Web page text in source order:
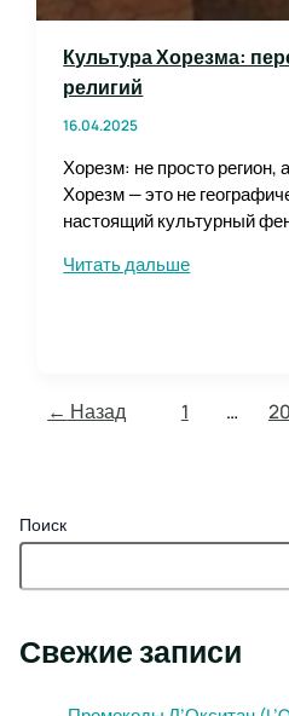
Поиск
Свежие записи
Культура Хорезма:
религий
16.04.2025
Хорезм: не просто регион,
Хорезм — это не
настоящий культурный
Культура
Читать дальше
← Назад 1 … 20